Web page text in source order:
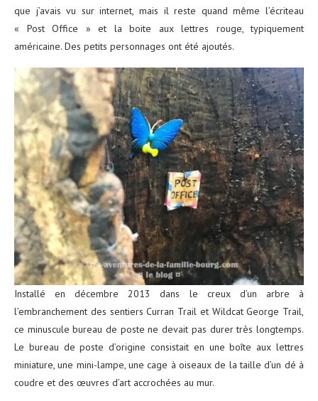
que j’avais vu sur internet, mais il reste quand même l’écriteau
« Post Office » et la boite aux lettres rouge, typiquement
américaine. Des petits personnages ont été ajoutés.
Installé en décembre 2013 dans le creux d’un arbre à
l’embranchement des sentiers Curran Trail et Wildcat George Trail,
ce minuscule bureau de poste ne devait pas durer très longtemps.
Le bureau de poste d’origine consistait en une boîte aux lettres
miniature, une mini-lampe, une cage à oiseaux de la taille d’un dé à
coudre et des œuvres d’art accrochées au mur.